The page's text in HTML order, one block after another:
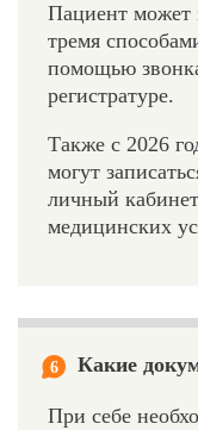
Пациент может
тремя
помощью
регистратуре.
Также с 2026
могут
личный
медицинских
6 Какие
При себе